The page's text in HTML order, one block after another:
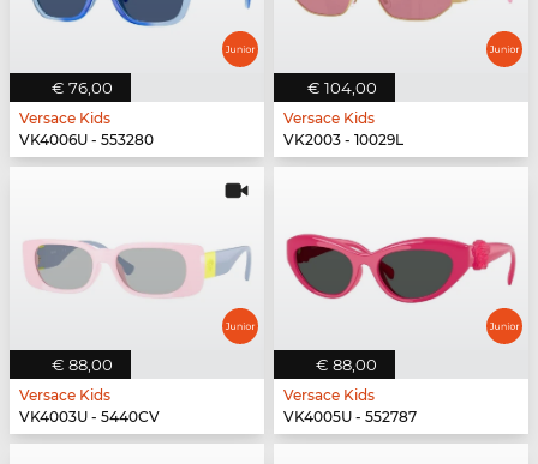
€ 76,00
Versace Kids
VK4006U - 553280
€ 104,00
Versace Kids
VK2003 - 10029L
€ 88,00
Versace Kids
VK4003U - 5440CV
€ 88,00
Versace Kids
VK4005U - 552787